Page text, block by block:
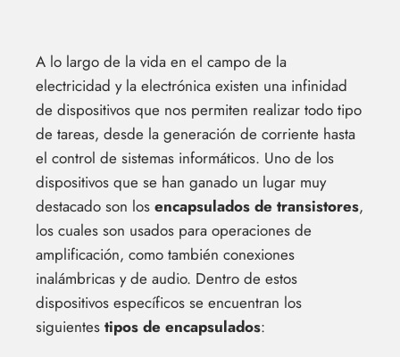
A lo largo de la vida en el campo de la
electricidad y la electrónica existen una infinidad
de dispositivos que nos permiten realizar todo tipo
de tareas, desde la generación de corriente hasta
el control de sistemas informáticos. Uno de los
dispositivos que se han ganado un lugar muy
destacado son los encapsulados de transistores,
los cuales son usados para operaciones de
amplificación, como también conexiones
inalámbricas y de audio. Dentro de estos
dispositivos específicos se encuentran los
siguientes tipos de encapsulados: